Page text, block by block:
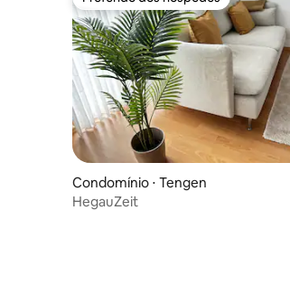
Preferido dos hóspedes
Condomínio ⋅ Tengen
HegauZeit